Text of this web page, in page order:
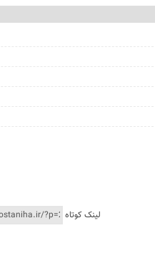
لینک کوتاه